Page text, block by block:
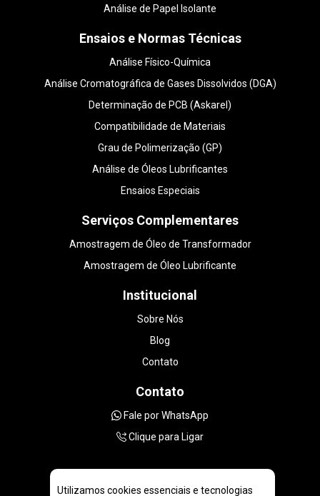
Análise de Papel Isolante
Ensaios e Normas Técnicas
Análise Físico-Química
Análise Cromatográfica de Gases Dissolvidos (DGA)
Determinação de PCB (Askarel)
Compatibilidade de Materiais
Grau de Polimerização (GP)
Análise de Óleos Lubrificantes
Ensaios Especiais
Serviços Complementares
Amostragem de Óleo de Transformador
Amostragem de Óleo Lubrificante
Institucional
Sobre Nós
Blog
Contato
Contato
Fale por WhatsApp
Clique para Ligar
Utilizamos cookies essenciais e tecnologias